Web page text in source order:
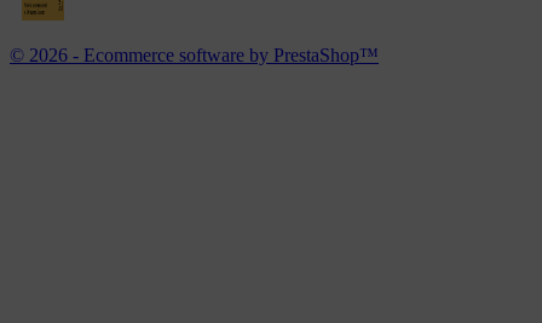
© 2026 - Ecommerce software by PrestaShop™